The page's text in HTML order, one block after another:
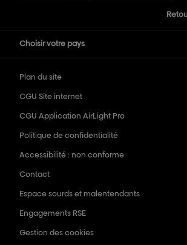
Choisir votre pays
Plan du site
CGU Site internet
CGU Application AirLight Pro
Politique de confidentialité
Accessibilité : non conforme
Contact
Espace sourds et malentendants
Engagements RSE
Gestion des cookies